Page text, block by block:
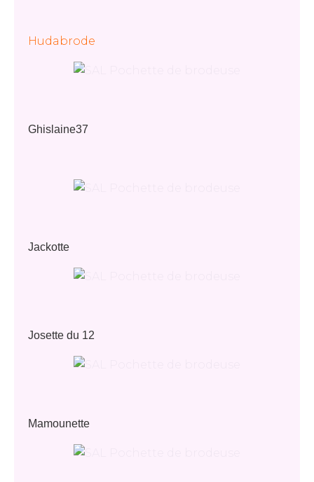
Hudabrode
Ghislaine37
Jackotte
Josette du 12
Mamounette